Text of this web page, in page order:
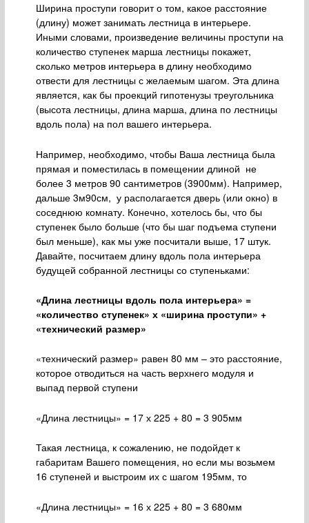
Ширина проступи говорит о том, какое расстояние
(длину) может занимать лестница в интерьере.
Иными словами, произведение величины проступи на
количество ступенек марша лестницы покажет,
сколько метров интерьера в длину необходимо
отвести для лестницы с желаемым шагом. Эта длина
является, как бы проекций гипотенузы треугольника
(высота лестницы, длина марша, длина по лестницы
вдоль пола) на пол вашего интерьера.
Например, необходимо, чтобы Ваша лестница была
прямая и поместилась в помещении длиной не
более 3 метров 90 сантиметров (3900мм). Например,
дальше 3м90см, у располагается дверь (или окно) в
соседнюю комнату. Конечно, хотелось бы, что бы
ступенек было больше (что бы шаг подъема ступени
был меньше), как мы уже посчитали выше, 17 штук.
Давайте, посчитаем длину вдоль пола интерьера
будущей собранной лестницы со ступеньками:
«Длина лестницы вдоль пола интерьера» =
«количество ступенек» х «ширина проступи» +
«технический размер»
«технический размер» равен 80 мм – это расстояние,
которое отводиться на часть верхнего модуля и
выпад первой ступени
«Длина лестницы» = 17 х 225 + 80 = 3 905мм
Такая лестница, к сожалению, не подойдет к
габаритам Вашего помещения, но если мы возьмем
16 ступеней и выстроим их с шагом 195мм, то
«Длина лестницы» = 16 х 225 + 80 = 3 680мм